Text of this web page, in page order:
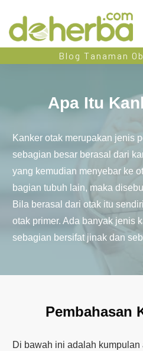
Blog Tanaman
Apa Itu
Kanker otak merupakan jenis
sebagian besar berasal dari
yang kemudian menyebar ke
bagian tubuh lain, maka
Bila berasal dari otak itu
otak primer. Ada banyak jenis
sebagian bersifat jinak dan
Pembahasan
Di bawah ini adalah